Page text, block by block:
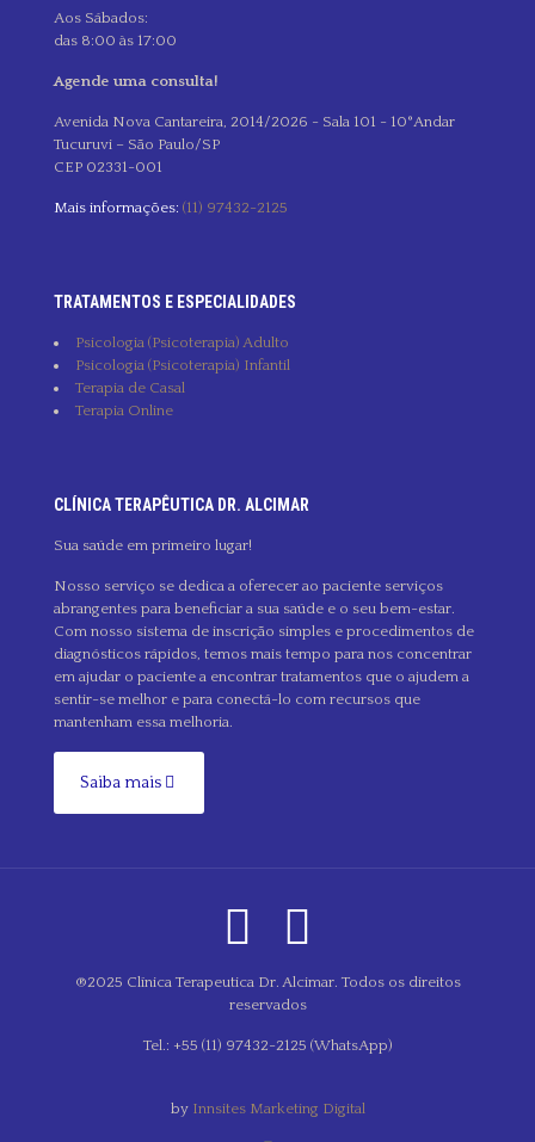
Aos Sábados:
das 8:00 às 17:00
Agende uma consulta!
Avenida Nova Cantareira, 2014/2026 - Sala 101 - 10°Andar
Tucuruvi – São Paulo/SP
CEP 02331-001
Mais informações: (11) 97432-2125
TRATAMENTOS E ESPECIALIDADES
Psicologia (Psicoterapia) Adulto
Psicologia (Psicoterapia) Infantil
Terapia de Casal
Terapia Online
CLÍNICA TERAPÊUTICA DR. ALCIMAR
Sua saúde em primeiro lugar!
Nosso serviço se dedica a oferecer ao paciente serviços
abrangentes para beneficiar a sua saúde e o seu bem-estar.
Com nosso sistema de inscrição simples e procedimentos de
diagnósticos rápidos, temos mais tempo para nos concentrar
em ajudar o paciente a encontrar tratamentos que o ajudem a
sentir-se melhor e para conectá-lo com recursos que
mantenham essa melhoria.
Saiba mais
®2025 Clínica Terapeutica Dr. Alcimar. Todos os direitos
reservados
Tel.: +55 (11) 97432-2125 (WhatsApp)
by Innsites Marketing Digital